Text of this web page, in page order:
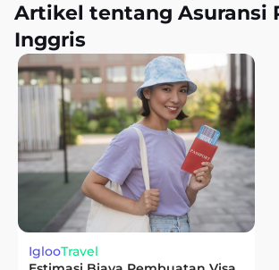
Artikel tentang Asuransi
Inggris
IglooTravel